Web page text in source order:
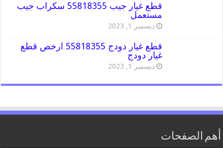
قطع غيار جيب 55818355 سكراب جيب
مستعمل
ديسمبر 1, 2023
قطع غيار دودج 55818355 ارخص قطع
غيار دودج
ديسمبر 1, 2023
أهم الصفحات